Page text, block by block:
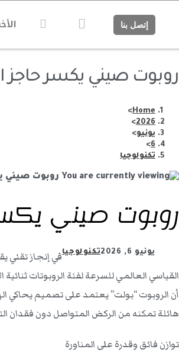
إتصل بنا
روبوت صيني يكسر حاجز
Home
>
2026
>
يونيو>
6
>
تكنولوجيا
روبوت صيني
يونيو 6, 2026 تكنولوجيا
هائلة تمكنه من الركض المتواصل دون فقدان
توازن فائق وقدرة على المناورة